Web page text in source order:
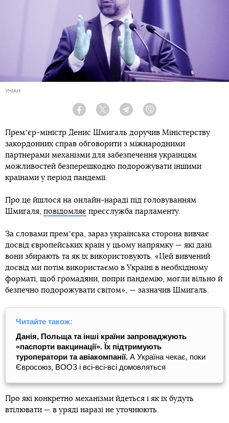
УНІАН
Facebook Twitter Telegram
Премʼєр-міністр Денис Шмигаль доручив Міністерству
закордонних справ обговорити з міжнародними
партнерами механізми для забезпечення українцям
можливостей безперешкодно подорожувати іншими
країнами у період пандемії.
Про це йшлося на онлайн-нараді під головуванням
Шмигаля, повідомляє пресслужба парламенту.
За словами премʼєра, зараз українська сторона вивчає
досвід європейських країн у цьому напрямку — які дані
вони збирають та як їх використовують. «Цей вивчений
досвід ми потім використаємо в Україні в необхідному
форматі, щоб громадяни, попри пандемію, могли вільно й
безпечно подорожувати світом», — зазначив Шмигаль.
Читайте також:
Данія, Польща та інші країни запроваджують
«паспорти вакцинації». Їх підтримують
туроператори та авіакомпанії. А Україна чекає, поки
Євросоюз, ВООЗ і всі-всі-всі домовляться
Про які конкретно механізми йдеться і як їх будуть
втілювати — в уряді наразі не уточнюють.